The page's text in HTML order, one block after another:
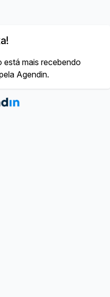
mais recebendo
Agendin.